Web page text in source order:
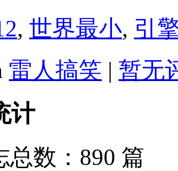
, 世界最小, 引
雷人搞笑 | 暂无
计
总数：890 篇